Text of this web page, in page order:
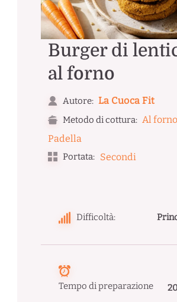
Burger di
al forno
Autore: La Cuoca Fit
Metodo di cottura: Al forno
Padella
Portata: Secondi
Difficoltà:
Tempo di preparazione